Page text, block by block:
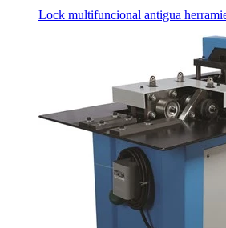
Lock multifuncional antigua